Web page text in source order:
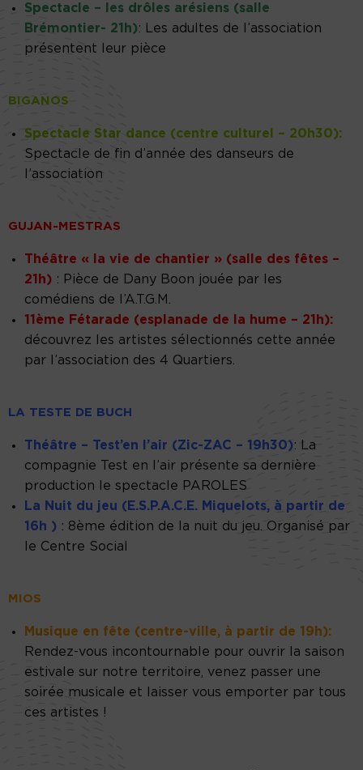
Spectacle – les drôles arésiens (salle
Brémontier- 21h): Les adultes de l’association
présentent leur pièce
BIGANOS
Spectacle Star dance (centre culturel – 20h30):
Spectacle de fin d’année des danseurs de
l’association
GUJAN-MESTRAS
Théâtre « la vie de chantier » (salle des fêtes –
21h) : Pièce de Dany Boon jouée par les
comédiens de l’A.T.G.M.
11ème Fétarade (esplanade de la hume – 21h):
découvrez les artistes sélectionnés cette année
par l’association des 4 Quartiers.
LA TESTE DE BUCH
Théâtre – Test’en l’air (Zic-ZAC – 19h30): La
compagnie Test en l’air présente sa dernière
production le spectacle PAROLES
La Nuit du jeu (E.S.P.A.C.E. Miquelots, à partir de
16h ) : 8ème édition de la nuit du jeu. Organisé par
le Centre Social
MIOS
Musique en fête (centre-ville, à partir de 19h):
Rendez-vous incontournable pour ouvrir la saison
estivale sur notre territoire, venez passer une
soirée musicale et laisser vous emporter par tous
ces artistes !